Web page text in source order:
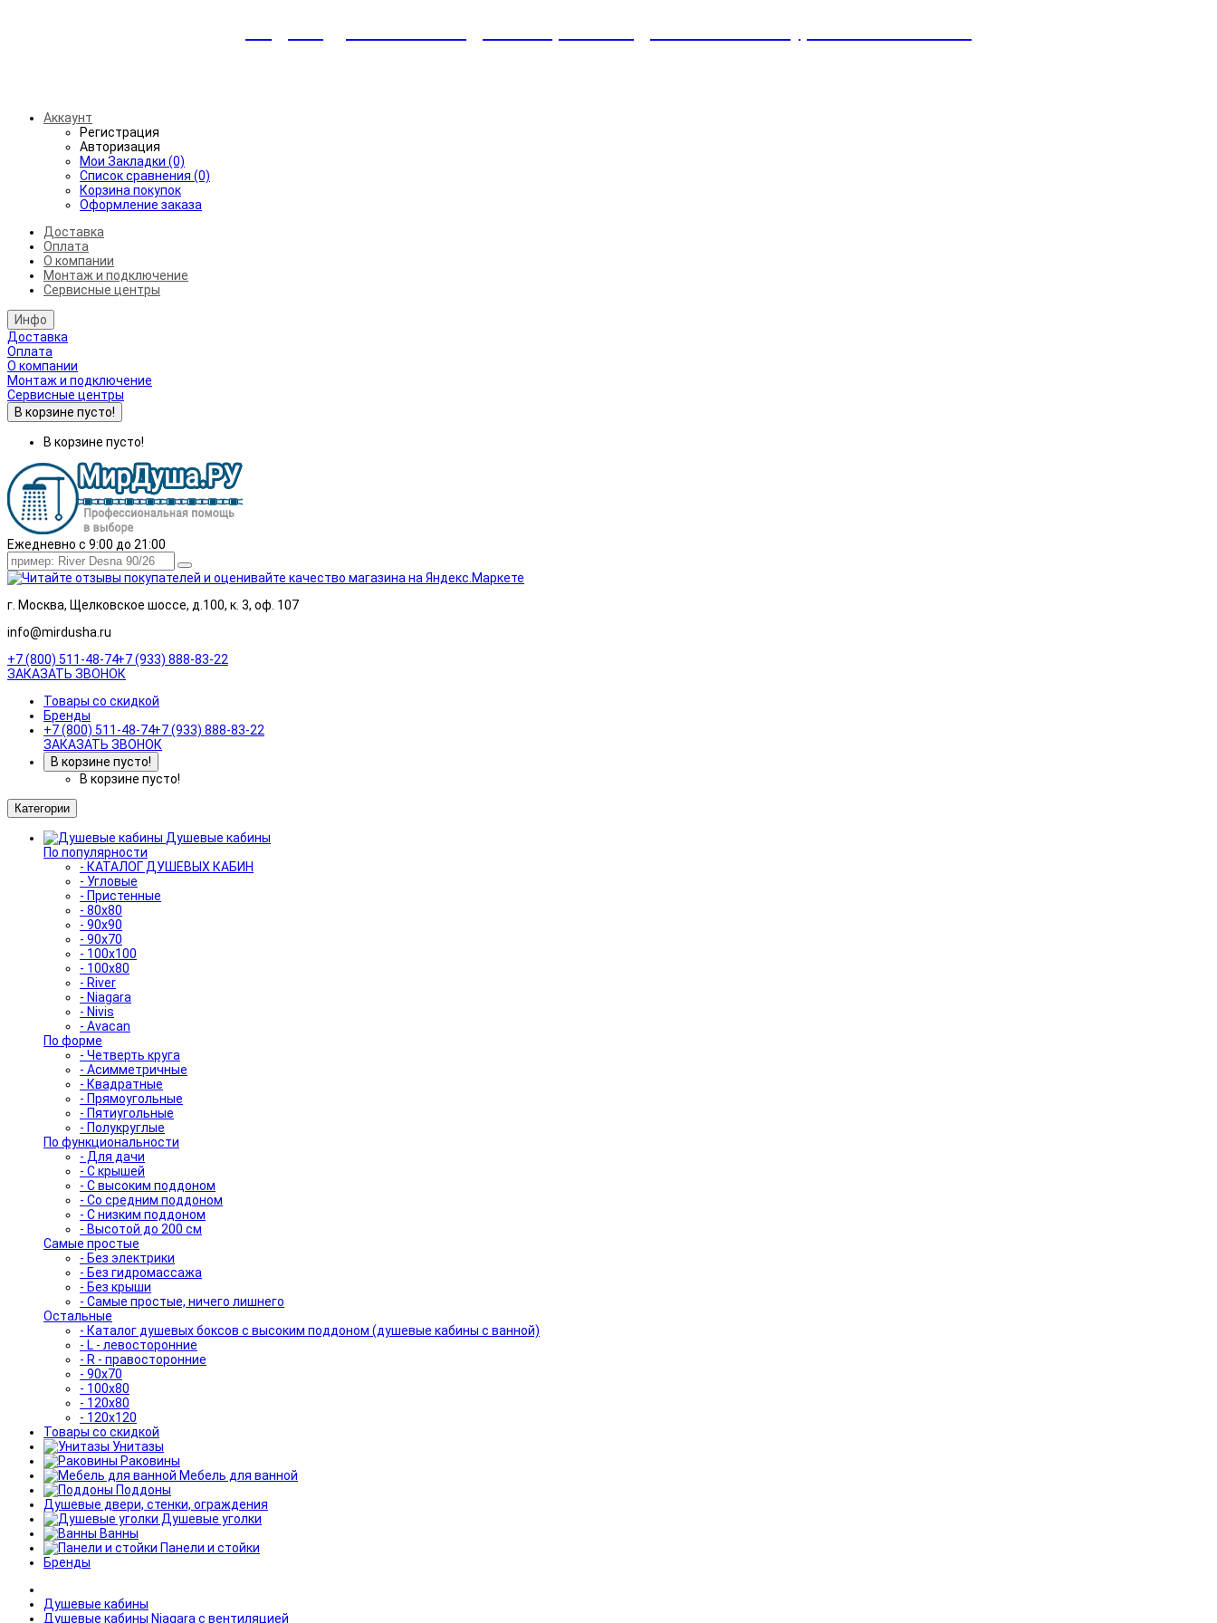
Аккаунт
Регистрация
Авторизация
Мои Закладки (0)
Список сравнения (0)
Корзина покупок
Оформление заказа
Доставка
Оплата
О компании
Монтаж и подключение
Сервисные центры
Инфо
Доставка
Оплата
О компании
Монтаж и подключение
Сервисные центры
В корзине пусто!
В корзине пусто!
Ежедневно с 9:00 до 21:00
г. Москва, Щелковское шоссе, д.100, к. 3, оф. 107
info@mirdusha.ru
+7 (800) 511-48-74+7 (933) 888-83-22
ЗАКАЗАТЬ ЗВОНОК
Товары со скидкой
Бренды
+7 (800) 511-48-74+7 (933) 888-83-22
ЗАКАЗАТЬ ЗВОНОК
В корзине пусто!
В корзине пусто!
Категории
Душевые кабины
По популярности
- КАТАЛОГ ДУШЕВЫХ КАБИН
- Угловые
- Пристенные
- 80x80
- 90x90
- 90x70
- 100x100
- 100x80
- River
- Niagara
- Nivis
- Avacan
По форме
- Четверть круга
- Асимметричные
- Квадратные
- Прямоугольные
- Пятиугольные
- Полукруглые
По функциональности
- Для дачи
- С крышей
- С высоким поддоном
- Со средним поддоном
- С низким поддоном
- Высотой до 200 см
Самые простые
- Без электрики
- Без гидромассажа
- Без крыши
- Самые простые, ничего лишнего
Остальные
- Каталог душевых боксов с высоким поддоном (душевые кабины с ванной)
- L - левосторонние
- R - правосторонние
- 90x70
- 100x80
- 120x80
- 120x120
Товары со скидкой
Унитазы
Раковины
Мебель для ванной
Поддоны
Душевые двери, стенки, ограждения
Душевые уголки
Ванны
Панели и стойки
Бренды
Душевые кабины
Душевые кабины Niagara с вентиляцией